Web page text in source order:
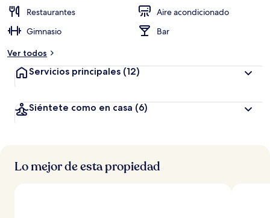
Restaurantes
Aire acondicionado
Gimnasio
Bar
Ver todos
Servicios principales (12)
Siéntete como en casa (6)
Lo mejor de esta propiedad